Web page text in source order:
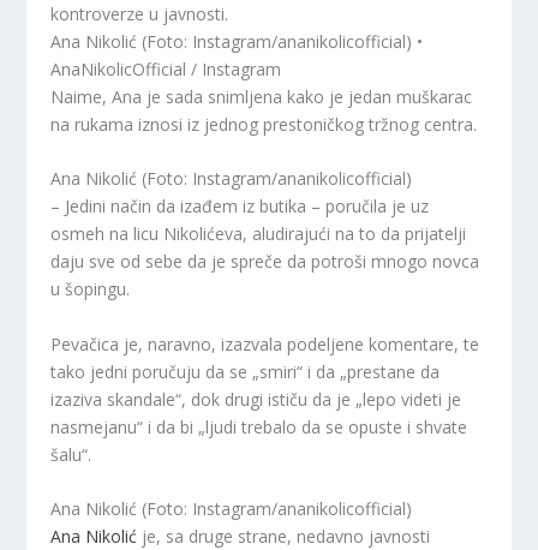
kontroverze u javnosti.
Ana Nikolić (Foto: Instagram/ananikolicofficial) •
AnaNikolicOfficial / Instagram
Naime, Ana je sada snimljena kako je jedan muškarac
na rukama iznosi iz jednog prestoničkog tržnog centra.
Ana Nikolić (Foto: Instagram/ananikolicofficial)
– Jedini način da izađem iz butika – poručila je uz
osmeh na licu Nikolićeva, aludirajući na to da prijatelji
daju sve od sebe da je spreče da potroši mnogo novca
u šopingu.
Pevačica je, naravno, izazvala podeljene komentare, te
tako jedni poručuju da se „smiri“ i da „prestane da
izaziva skandale“, dok drugi ističu da je „lepo videti je
nasmejanu“ i da bi „ljudi trebalo da se opuste i shvate
šalu“.
Ana Nikolić (Foto: Instagram/ananikolicofficial)
Ana Nikolić je, sa druge strane, nedavno javnosti